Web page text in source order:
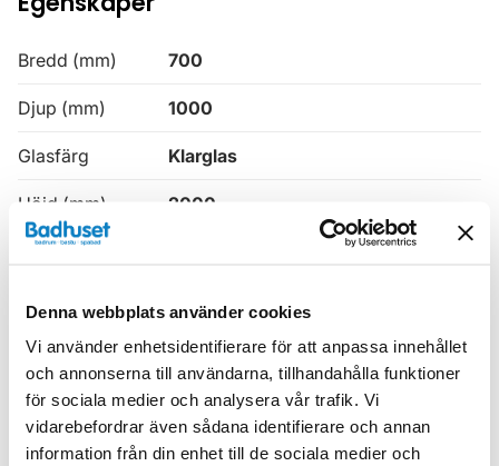
Denna webbplats använder cookies
Vi använder enhetsidentifierare för att anpassa innehållet
och annonserna till användarna, tillhandahålla funktioner
för sociala medier och analysera vår trafik. Vi
vidarebefordrar även sådana identifierare och annan
information från din enhet till de sociala medier och
Bredd (mm) 700
Djup (mm) 1000
Glasfärg Klarglas
Höjd (mm) 2000
Produkttyp
Tjocklek 6
Utförande Mattsvarta profiler
Utrustad med Tätnings- och magnetlister